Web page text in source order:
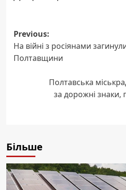
Post
navigation
Previous:
На війні з росіянами
Полтавщини
Полтавська
за дорожні знаки,
Більше